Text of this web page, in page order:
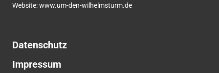
Website: www.um-den-wilhelmsturm.de
Datenschutz
Impressum